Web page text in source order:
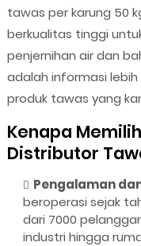
tawas per karung 50
berkualitas tinggi
penjernihan air dan
adalah informasi
produk tawas yang
Kenapa
Distributor
Pengalaman
beroperasi sejak
dari 7000
industri hingga